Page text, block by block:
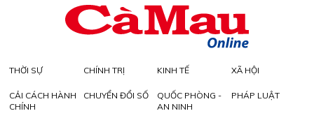
THỜI SỰ CHÍNH TRỊ KINH TẾ XÃ HỘI
CẢI CÁCH HÀNH
CHÍNH
CHUYỂN ĐỔI SỐ
QUỐC PHÒNG -
AN NINH
PHÁP LUẬT